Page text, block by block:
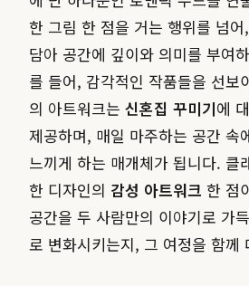
한 그림 한 점을 거는 행위를 넘
담아 공간에 깊이와 의미를 부여
를 들어, 감각적인 작품들을 선보
의 아트워크는 신혼집 꾸미기에
제공하며, 매일 마주하는 공간 속
느끼게 하는 매개체가 됩니다. 클
한 디자인의 감성 아트워크 한 점
공간을 두 사람만의 이야기로 가
로 변화시키는지, 그 여정을 함께